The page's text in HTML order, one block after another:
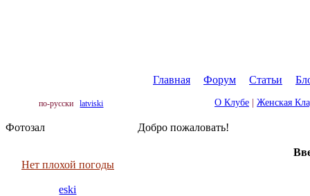
Главная Форум Статьи
по-русски latviski О Клубе Женская
Фотозал
Нет плохой погоды
eski
Добро пожаловать!